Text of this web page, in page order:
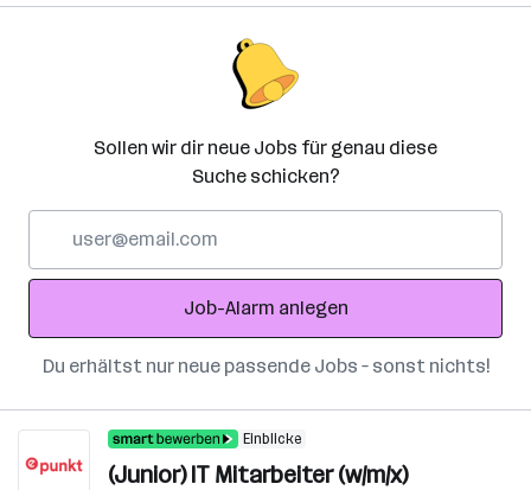
Sollen wir dir neue Jobs für genau diese
Suche schicken?
Adresse
Job-Alarm anlegen
Du erhältst nur neue passende Jobs – sonst nichts!
Einblicke
(Junior) IT Mitarbeiter (w/m/x)